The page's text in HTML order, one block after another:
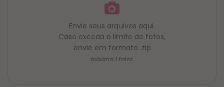
Envie seus arquivos aqui.
Caso exceda o limite de fotos,
envie em formato .zip
máximo: 1 fotos
Pedidos de Caneca na Hora são
processados e produzidos, dentro do horário das 11h
às 16h. de segunda a sexta.
O pedido deve ser feito pelo site com pagamento
PIX ou cartão(taxa de urgência já